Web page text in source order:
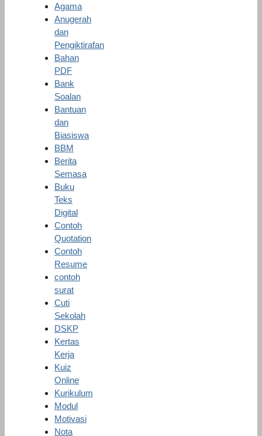
Agama
Anugerah
dan
Pengiktirafan
Bahan
PDF
Bank
Soalan
Bantuan
dan
Biasiswa
BBM
Berita
Semasa
Buku
Teks
Digital
Contoh
Quotation
Contoh
Resume
contoh
surat
Cuti
Sekolah
DSKP
Kertas
Kerja
Kuiz
Online
Kurikulum
Modul
Motivasi
Nota